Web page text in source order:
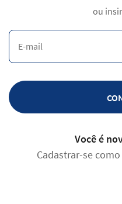
ou
Você é
Cadastrar-se como